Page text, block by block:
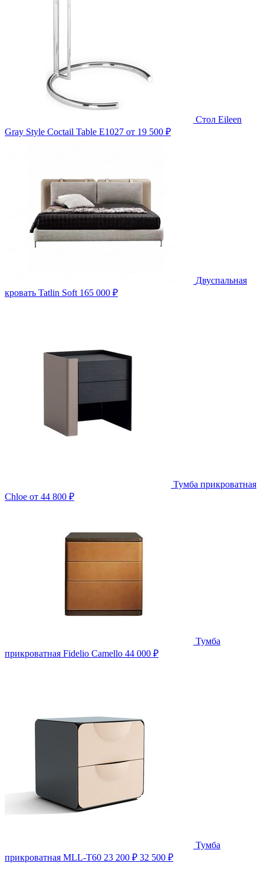
Стол Eileen
Gray Style Coctail Table E1027 от 19 500 ₽
Двуспальная
кровать Tatlin Soft 165 000 ₽
Тумба прикроватная
Chloe от 44 800 ₽
Тумба
прикроватная Fidelio Camello 44 000 ₽
Тумба
прикроватная MLL-T60 23 200 ₽ 32 500 ₽